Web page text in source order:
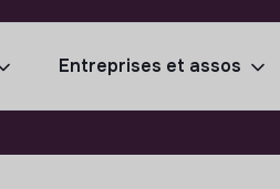
Entreprises et assos